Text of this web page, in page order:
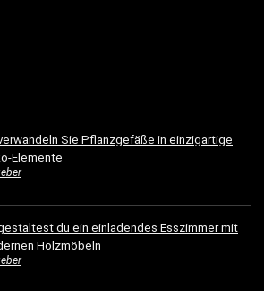
Sie Pflanzgefäße in einzigartige
Elemente
du ein einladendes Esszimmer mit
Holzmöbeln